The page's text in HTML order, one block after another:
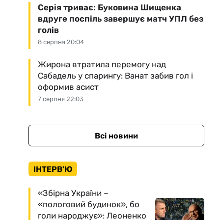
8 серпня 20:04
Серія триває: Буковина Шищенка
вдруге поспіль завершує матч УПЛ без
голів
7 серпня 22:03
Жирона втратила перемогу над
Сабадель у спарингу: Ванат забив гол і
оформив асист
Всі новини
ІНТЕРВ'Ю
«Збірна України –
«пологовий будинок», бо
голи народжує»: Леоненко